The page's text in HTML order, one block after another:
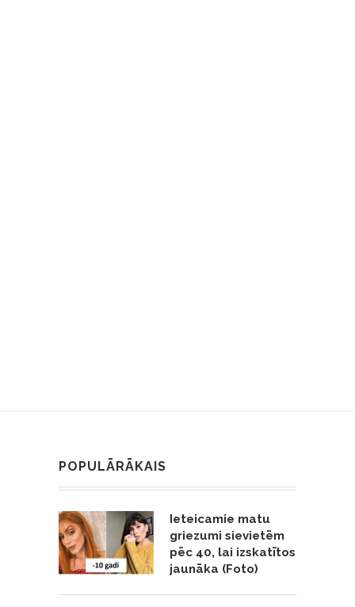
POPULĀRĀKAIS
Ieteicamie matu
griezumi sievietēm
pēc 40, lai izskatītos
jaunāka (Foto)